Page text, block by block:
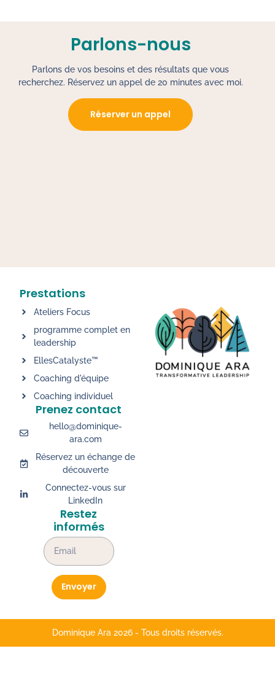
Parlons-nous
Parlons de vos besoins et des résultats que vous
recherchez. Réservez un appel de 20 minutes avec moi.
Réserver un appel
Restez
informés
Envoyer
Prestations
Ateliers Focus
programme complet en
leadership
EllesCatalyste™
Coaching d'équipe
Coaching individuel
Prenez contact
hello@dominique-
ara.com
Réservez un échange de
découverte
Connectez-vous sur
LinkedIn
Dominique Ara 2026 - Tous droits réservés.